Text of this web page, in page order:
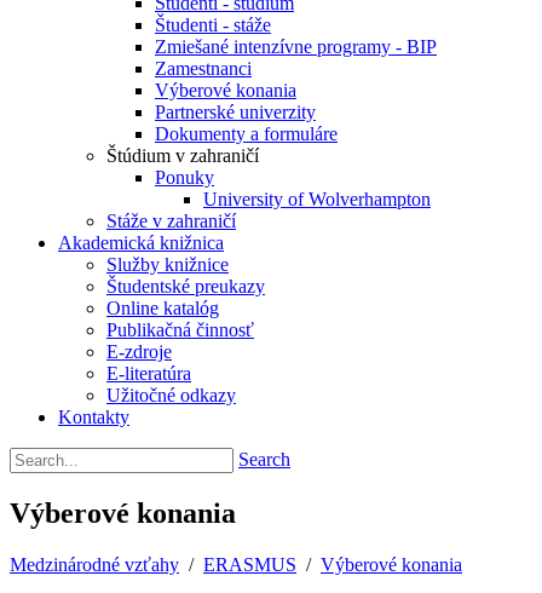
Študenti - stáže
Zmiešané intenzívne programy - BIP
Zamestnanci
Výberové konania
Partnerské univerzity
Dokumenty a formuláre
Štúdium v zahraničí
Ponuky
University of Wolverhampton
Stáže v zahraničí
Akademická knižnica
Služby knižnice
Študentské preukazy
Online katalóg
Publikačná činnosť
E-zdroje
E-literatúra
Užitočné odkazy
Kontakty
Search
Výberové konania
Medzinárodné vzťahy / ERASMUS / Výberové konania